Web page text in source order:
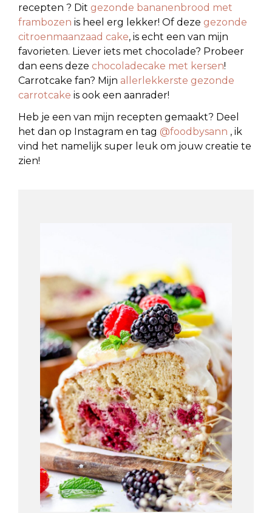
recepten ? Dit gezonde bananenbrood met
frambozen is heel erg lekker! Of deze gezonde
citroenmaanzaad cake, is echt een van mijn
favorieten. Liever iets met chocolade? Probeer
dan eens deze chocoladecake met kersen!
Carrotcake fan? Mijn allerlekkerste gezonde
carrotcake is ook een aanrader!
Heb je een van mijn recepten gemaakt? Deel
het dan op Instagram en tag @foodbysann , ik
vind het namelijk super leuk om jouw creatie te
zien!